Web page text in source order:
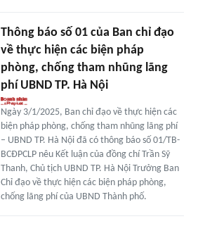
Thông báo số 01 của Ban chỉ đạo
về thực hiện các biện pháp
phòng, chống tham nhũng lãng
phí UBND TP. Hà Nội
Ngày 3/1/2025, Ban chỉ đạo về thực hiện các
biện pháp phòng, chống tham nhũng lãng phí
– UBND TP. Hà Nội đã có thông báo số 01/TB-
BCĐPCLP nêu Kết luận của đồng chí Trần Sỹ
Thanh, Chủ tịch UBND TP. Hà Nội Trưởng Ban
Chỉ đạo về thực hiện các biện pháp phòng,
chống lãng phí của UBND Thành phố.